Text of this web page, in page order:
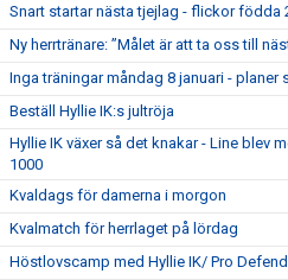
Snart startar nästa tjejlag - flickor födda
Ny herrtränare: ”Målet är att ta oss till
Inga träningar måndag 8 januari - planer
Beställ Hyllie IK:s jultröja
Hyllie IK växer så det knakar - Line blev
1000
Kvaldags för damerna i morgon
Kvalmatch för herrlaget på lördag
Höstlovscamp med Hyllie IK/ Pro